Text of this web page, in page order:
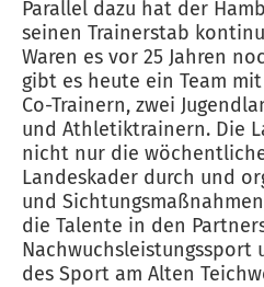
Parallel dazu hat der
seinen Trainerstab
Waren es vor 25 Jahren
gibt es heute ein Team
Co-Trainern, zwei
und Athletiktrainern. Die
nicht nur die
Landeskader durch und
und
die Talente in den
Nachwuchsleistungssport
des Sport am Alten